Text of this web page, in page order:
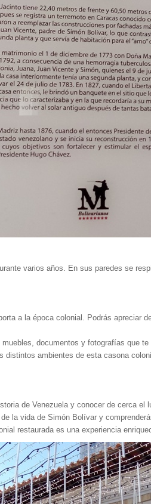
varios años. En sus paredes se
a la época colonial. Podrás apreciar
documentos y fotografías que
distintos ambientes de esta casona
de Venezuela y conocer de cerca
la vida de Simón Bolívar y
restaurada es una experiencia